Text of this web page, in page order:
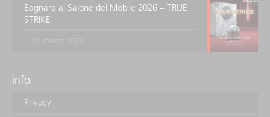
Bagnara al Salone del Mobile 2026 – TRUE
STRIKE
info
Privacy